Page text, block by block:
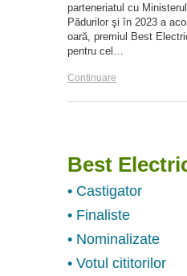
parteneriatul cu
Pădurilor şi în 2023 a
oară, premiul Best
pentru cel…
Continuare
Best
• Castigator
• Finaliste
• Nominalizate
• Votul cititorilor